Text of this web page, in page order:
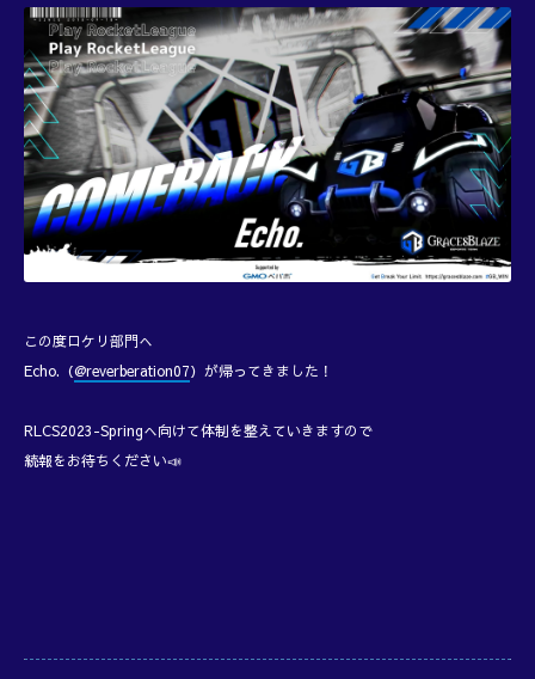
この度ロケリ部門へ
Echo.（@reverberation07）が帰ってきました！
RLCS2023-Springへ向けて体制を整えていきますので
続報をお待ちください📣